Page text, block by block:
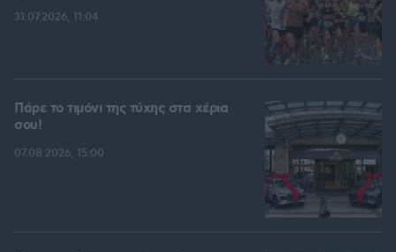
31.07.2026, 11:04
Πάρε το τιμόνι της τύχης στα χέρια
σου!
07.08.2026, 15:00